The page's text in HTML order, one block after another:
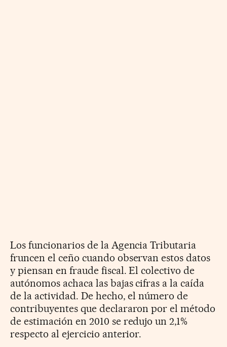
Los funcionarios de la Agencia Tributaria
fruncen el ceño cuando observan estos datos
y piensan en fraude fiscal. El colectivo de
autónomos achaca las bajas cifras a la caída
de la actividad. De hecho, el número de
contribuyentes que declararon por el método
de estimación en 2010 se redujo un 2,1%
respecto al ejercicio anterior.